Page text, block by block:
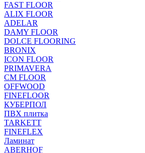
FAST FLOOR
ALIX FLOOR
ADELAR
DAMY FLOOR
DOLCE FLOORING
BRONIX
ICON FLOOR
PRIMAVERA
CM FLOOR
OFFWOOD
FINEFLOOR
КУБЕРПОЛ
ПВХ плитка
TARKETT
FINEFLEX
Ламинат
ABERHOF